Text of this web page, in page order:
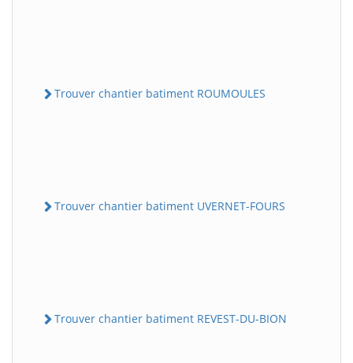
Trouver chantier batiment ROUMOULES
Trouver chantier batiment UVERNET-FOURS
Trouver chantier batiment REVEST-DU-BION